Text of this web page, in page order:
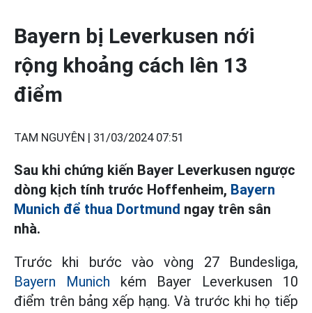
Bayern bị Leverkusen nới
rộng khoảng cách lên 13
điểm
TAM NGUYÊN | 31/03/2024 07:51
Sau khi chứng kiến Bayer Leverkusen ngược
dòng kịch tính trước Hoffenheim, Bayern
Munich để thua Dortmund ngay trên sân
nhà.
Trước khi bước vào vòng 27 Bundesliga,
Bayern Munich kém Bayer Leverkusen 10
điểm trên bảng xếp hạng. Và trước khi họ tiếp